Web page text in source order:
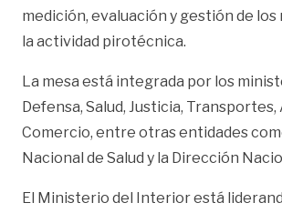
medición, evaluación y gestión de los
la actividad pirotécnica.
La mesa está integrada por los
Defensa, Salud, Justicia,
Comercio, entre otras entidades
Nacional de Salud y la Dirección
El Ministerio del Interior está